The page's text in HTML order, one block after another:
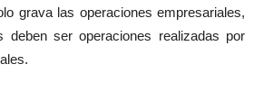
grava las operaciones empresariales,
deben ser operaciones realizadas por